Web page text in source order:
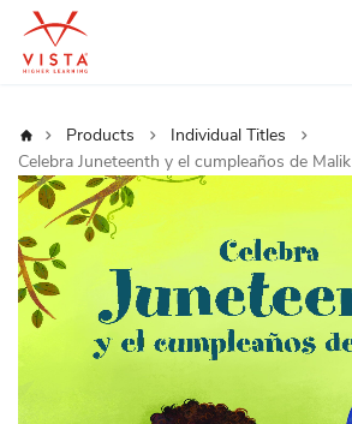
Home Products
Individual Titles
Celebra Juneteenth y el cumpleaños de Malik
Skip
to
the
end
of
the